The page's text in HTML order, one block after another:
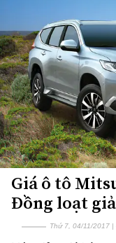
Giá ô tô
Đồng loạt
Thứ 7, 04/11/2017 |